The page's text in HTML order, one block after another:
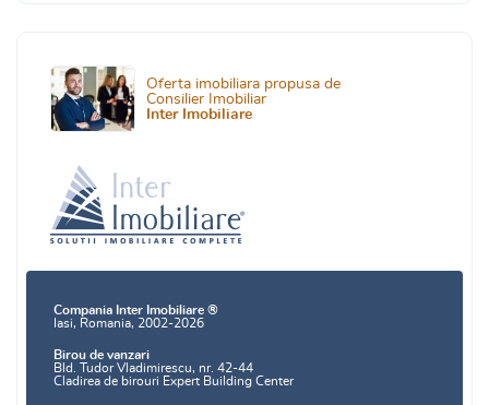
Oferta imobiliara propusa de
Consilier Imobiliar
Inter Imobiliare
Compania Inter Imobiliare ®
Iasi, Romania, 2002-2026
Birou de vanzari
Bld. Tudor Vladimirescu, nr. 42-44
Cladirea de birouri Expert Building Center